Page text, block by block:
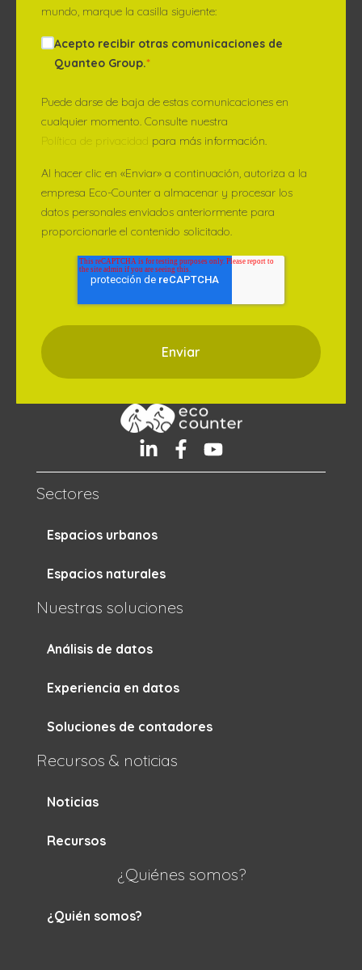
Sectores
Espacios urbanos
Espacios naturales
Nuestras soluciones
Análisis de datos
Experiencia en datos
Soluciones de contadores
Recursos & noticias
Noticias
Recursos
¿Quiénes somos?
¿Quién somos?
mundo, marque la casilla siguiente:
Acepto recibir otras comunicaciones de
Quanteo Group.*
Puede darse de baja de estas comunicaciones en
cualquier momento. Consulte nuestra
Política de privacidad para más información.
Al hacer clic en «Enviar» a continuación, autoriza a la
empresa Eco-Counter a almacenar y procesar los
datos personales enviados anteriormente para
proporcionarle el contenido solicitado.